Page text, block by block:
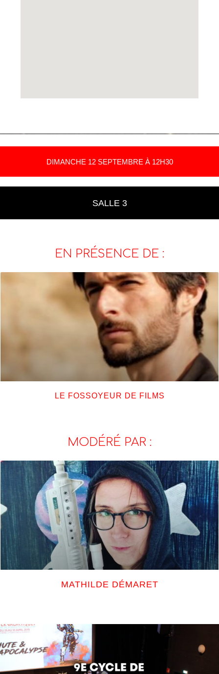
DIMANCHE 12 SEPTEMBRE À 12H30
SALLE 3
EN PRÉSENCE DE :
LE FOSSOYEUR DE FILMS
MODÉRÉ PAR :
MATHILDE DÉMARET